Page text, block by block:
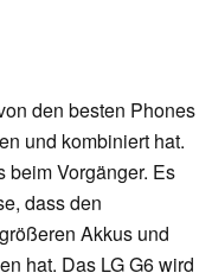
den besten Phones
und kombiniert hat.
Vorgänger. Es
dass den
Akkus und
hat. Das LG G6 wird